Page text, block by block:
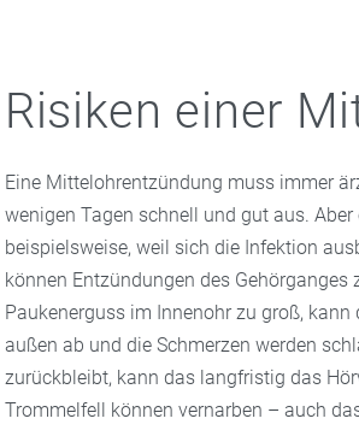
Risiken einer
Eine Mittelohrentzündung muss immer
wenigen Tagen schnell und gut aus.
beispielsweise, weil sich die Infektion
können Entzündungen des
Paukenerguss im Innenohr zu groß,
außen ab und die Schmerzen werden
zurückbleibt, kann das langfristig das
Trommelfell können vernarben – auch